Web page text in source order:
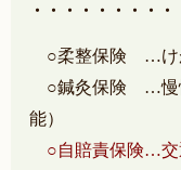
・・・・・・・・
○柔整保険 …け
○鍼灸保険 …慢
能）
○自賠責保険…